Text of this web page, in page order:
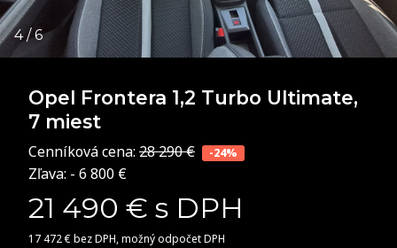
Opel Frontera 1,2 Turbo Ultimate,
7 miest
Cenníková cena: 28 290 € -24%
Zľava: - 6 800 €
21 490 € s DPH
17 472 € bez DPH, možný odpočet DPH